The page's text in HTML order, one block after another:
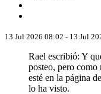
13 Jul 2026 08:02 - 13 Jul
Rael escribió: Y
posteo, pero como
esté en la página
lo ha visto.